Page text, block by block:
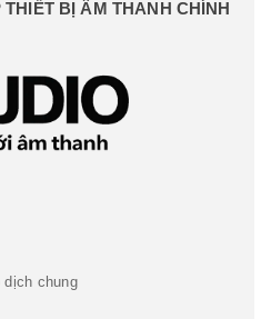
BỊ ÂM THANH CHÍNH
chung